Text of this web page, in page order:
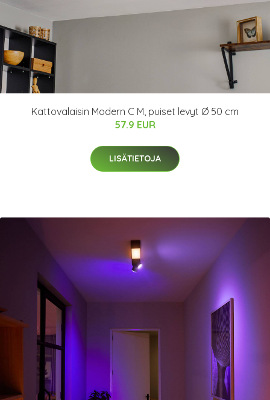
Kattovalaisin Modern C M, puiset levyt Ø 50 cm
57.9 EUR
LISÄTIETOJA